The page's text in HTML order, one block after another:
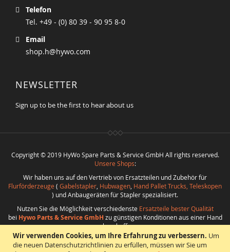
Wir verwenden Cookies, um Ihre Erfahrung zu verbessern. Um
die neuen Datenschutzrichtlinien zu erfüllen, müssen wir Sie um
Telefon
Tel. +49 - (0) 80 39 - 90 95 8-0
Email
shop.h@hywo.com
NEWSLETTER
Sign up to be the first to hear about us
Copyright © 2019 HyWo Spare Parts & Service GmbH All rights reserved.
Unsere Shops:
Wir haben uns auf den Vertrieb von Ersatzteilen und Zubehör für
Flurförderzeuge ( Gabelstapler Hubwagen Hand Pallet Trucks, Teleskopen
) und Anbaugeräten für Stapler spezialisiert.
Nutzen Sie die Möglichkeit verschiedenste Ersatzteile bester Qualität
bei Hywo Parts & Service GmbH zu günstigen Konditionen aus einer Hand
zu beschaffen.
Realisierung:CMS*Beratung*Webdesign*Webhosting*SEO* eShop:
Angelika Freihoff